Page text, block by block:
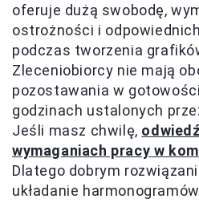
oferuje dużą swobodę,
ostrożności i
podczas tworzenia
Zleceniobiorcy nie mają
pozostawania w
godzinach ustalonych
Jeśli masz chwilę,
wymaganiach pracy w
Dlatego dobrym
układanie